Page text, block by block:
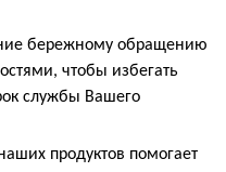
бережному обращению
чтобы избегать
службы Вашего
продуктов помогает